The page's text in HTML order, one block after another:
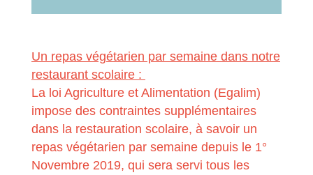
Un repas végétarien par semaine dans notre
restaurant scolaire :
La loi Agriculture et Alimentation (Egalim)
impose des contraintes supplémentaires
dans la restauration scolaire, à savoir un
repas végétarien par semaine depuis le 1°
Novembre 2019, qui sera servi tous les